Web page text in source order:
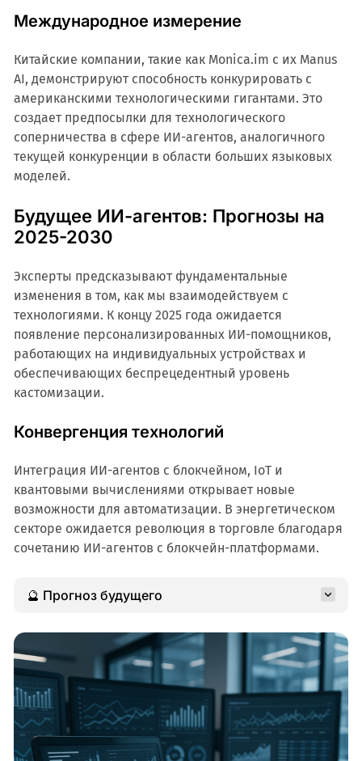
Международное измерение
Китайские компании, такие как Monica.im с их Manus
AI, демонстрируют способность конкурировать с
американскими технологическими гигантами. Это
создает предпосылки для технологического
соперничества в сфере ИИ-агентов, аналогичного
текущей конкуренции в области больших языковых
моделей.
Будущее ИИ-агентов: Прогнозы на
2025-2030
Эксперты предсказывают фундаментальные
изменения в том, как мы взаимодействуем с
технологиями. К концу 2025 года ожидается
появление персонализированных ИИ-помощников,
работающих на индивидуальных устройствах и
обеспечивающих беспрецедентный уровень
кастомизации.
Конвергенция технологий
Интеграция ИИ-агентов с блокчейном, IoT и
квантовыми вычислениями открывает новые
возможности для автоматизации. В энергетическом
секторе ожидается революция в торговле благодаря
сочетанию ИИ-агентов с блокчейн-платформами.
🔮 Прогноз будущего